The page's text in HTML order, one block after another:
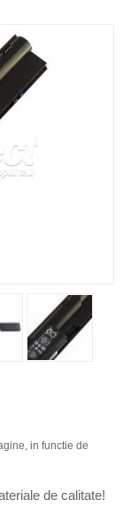
in functie de
de calitate!